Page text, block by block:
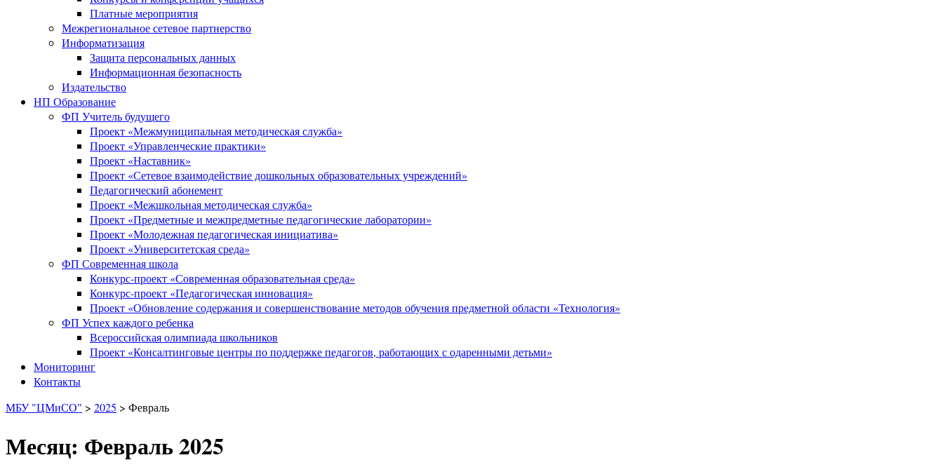
Платные мероприятия
Межрегиональное сетевое партнерство
Информатизация
Защита персональных данных
Информационная безопасность
Издательство
НП Образование
ФП Учитель будущего
Проект «Межмуниципальная методическая служба»
Проект «Управленческие практики»
Проект «Наставник»
Проект «Сетевое взаимодействие дошкольных образовательных учреждений»
Педагогический абонемент
Проект «Межшкольная методическая служба»
Проект «Предметные и межпредметные педагогические лаборатории»
Проект «Молодежная педагогическая инициатива»
Проект «Университетская среда»
ФП Современная школа
Конкурс-проект «Современная образовательная среда»
Конкурс-проект «Педагогическая инновация»
Проект «Обновление содержания и совершенствование методов обучения предметной области «Технология»
ФП Успех каждого ребенка
Всероссийская олимпиада школьников
Проект «Консалтинговые центры по поддержке педагогов, работающих с одаренными детьми»
Мониторинг
Контакты
МБУ "ЦМиСО" > 2025 > Февраль
Месяц: Февраль 2025